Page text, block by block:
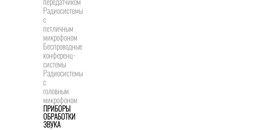
Радиосистемы
с
петличным
микрофоном
Беспроводные
конференц-
системы
Радиосистемы
с
головным
микрофоном
ПРИБОРЫ
ОБРАБОТКИ
ЗВУКА